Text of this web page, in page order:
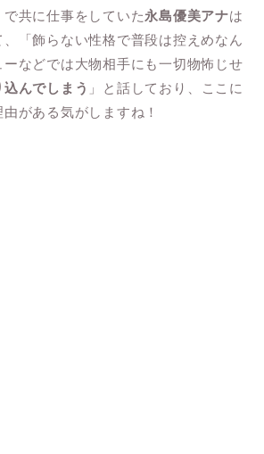
で共に仕事をしていた永島優美アナは
「飾らない性格で普段は控えめなん
などでは大物相手にも一切物怖じせ
んでしまう 」と話しており、ここに
がある気がしますね！